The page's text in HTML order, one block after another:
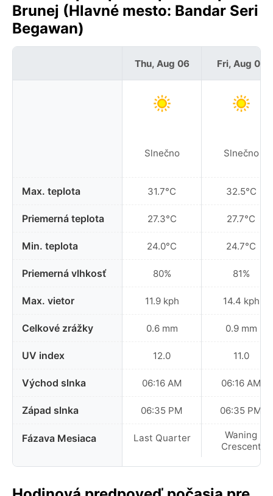
Brunej (Hlavné mesto: Bandar Seri
Begawan)
Max. teplota
Priemerná teplota
Min. teplota
Priemerná vlhkosť
Max. vietor
Celkové zrážky
UV index
Východ slnka
Západ slnka
Fázava Mesiaca
Thu, Aug 06
Slnečno
31.7°C
27.3°C
24.0°C
80%
11.9 kph
0.6 mm
12.0
06:16 AM
06:35 PM
Last Quarter
Fri, Aug 07
Slnečno
32.5°C
27.7°C
24.7°C
81%
14.4 kph
0.9 mm
11.0
06:16 AM
06:35 PM
Waning
Crescent